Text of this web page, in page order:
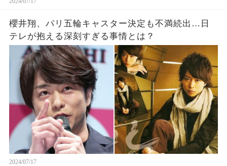
櫻井翔、パリ五輪キャスター決定も不満続出…日
テレが抱える深刻すぎる事情とは？
2024/07/17